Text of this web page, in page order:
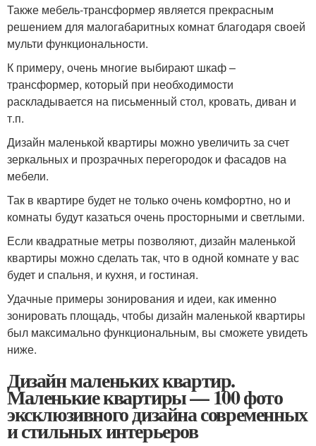
Также мебель-трансформер является прекрасным
решением для малогабаритных комнат благодаря своей
мульти функциональности.
К примеру, очень многие выбирают шкаф –
трансформер, который при необходимости
раскладывается на письменный стол, кровать, диван и
т.п.
Дизайн маленькой квартиры можно увеличить за счет
зеркальных и прозрачных перегородок и фасадов на
мебели.
Так в квартире будет не только очень комфортно, но и
комнаты будут казаться очень просторными и светлыми.
Если квадратные метры позволяют, дизайн маленькой
квартиры можно сделать так, что в одной комнате у вас
будет и спальня, и кухня, и гостиная.
Удачные примеры зонирования и идеи, как именно
зонировать площадь, чтобы дизайн маленькой квартиры
был максимально функциональным, вы сможете увидеть
ниже.
Дизайн маленьких квартир.
Маленькие квартиры — 100 фото
эксклюзивного дизайна современных
и стильных интерьеров